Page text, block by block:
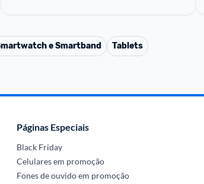
e Smartband Tablets
Páginas Especiais
Black Friday
Celulares em promoção
Fones de ouvido em promoção